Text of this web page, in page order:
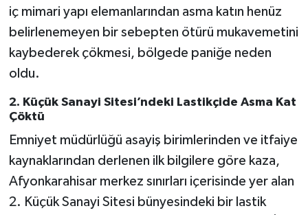
iç mimari yapı elemanlarından asma katın henüz
belirlenemeyen bir sebepten ötürü mukavemetini
kaybederek çökmesi, bölgede paniğe neden
oldu.
2. Küçük Sanayi Sitesi’ndeki Lastikçide Asma Kat
Çöktü
Emniyet müdürlüğü asayiş birimlerinden ve itfaiye
kaynaklarından derlenen ilk bilgilere göre kaza,
Afyonkarahisar merkez sınırları içerisinde yer alan
2. Küçük Sanayi Sitesi bünyesindeki bir lastik